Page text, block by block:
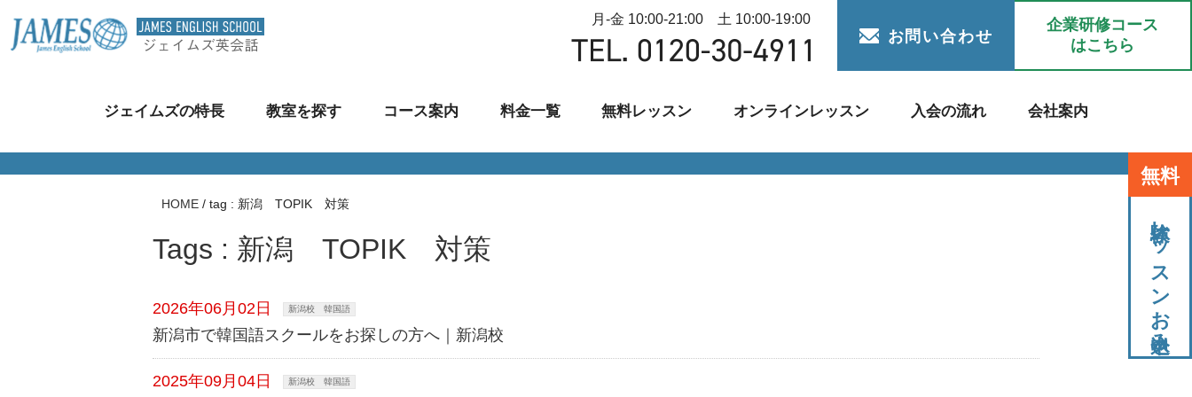
月-金 10:00-21:00 土 10:00-19:00
お問い合わせ
企業研修コース
はこちら
ジェイムズの特長 教室を探す コース案内 料金一覧 無料レッスン オンラインレッスン 入会の流れ 会社案内
無料
体験レッスンお申込み
HOME / tag : 新潟 TOPIK 対策
Tags : 新潟 TOPIK 対策
2026年06月02日 新潟校 韓国語
新潟市で韓国語スクールをお探しの方へ｜新潟校
2025年09月04日 新潟校 韓国語